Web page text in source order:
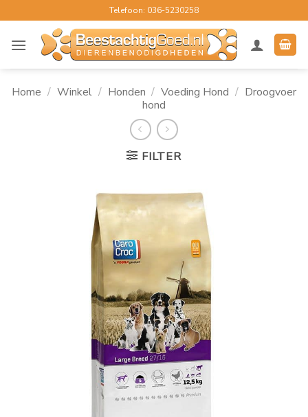
naar
inhoud
Telefoon: 036-5230258
Home / Winkel / Honden / Voeding Hond / Droogvoer
hond
FILTER